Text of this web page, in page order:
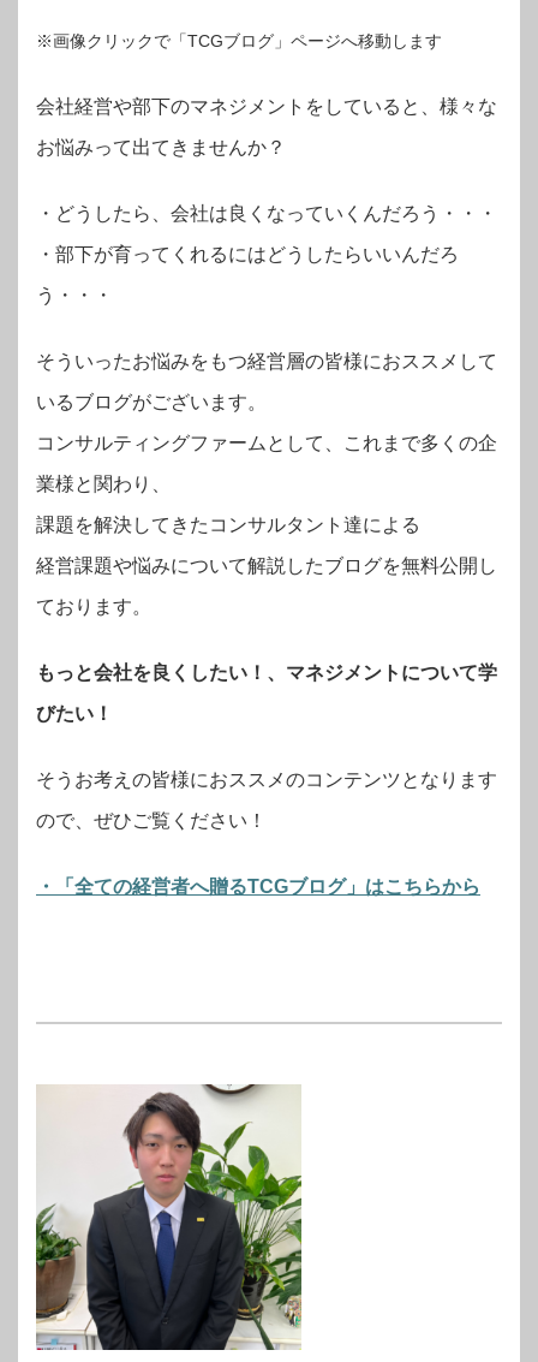
※画像クリックで「TCGブログ」ページへ移動します
会社経営や部下のマネジメントをしていると、様々な
お悩みって出てきませんか？
・ どうしたら、会社は良くなっていくんだろう・・・
・部下が育ってくれるにはどうしたらいいんだろ
う・・・
そういったお悩みをもつ経営層の皆様におススメして
いるブログがございます。
コンサルティングファームとして、これまで多くの企
業様と関わり、
課題を解決してきたコンサルタント達による
経営課題や悩みについて解説したブログを無料公開し
ております。
もっと会社を良くしたい！、マネジメントについて学
びたい！
そうお考えの皆様におススメのコンテンツとなります
ので、ぜひご覧ください！
・「全ての経営者へ贈るTCGブログ」はこちらから